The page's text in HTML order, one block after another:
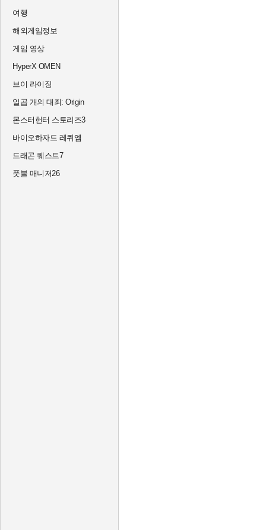
여행
해외게임정보
게임 영상
HyperX OMEN
브이 라이징
일곱 개의 대죄: Origin
몬스터헌터 스토리즈3
바이오하자드 레퀴엠
드래곤 퀘스트7
풋볼 매니저26